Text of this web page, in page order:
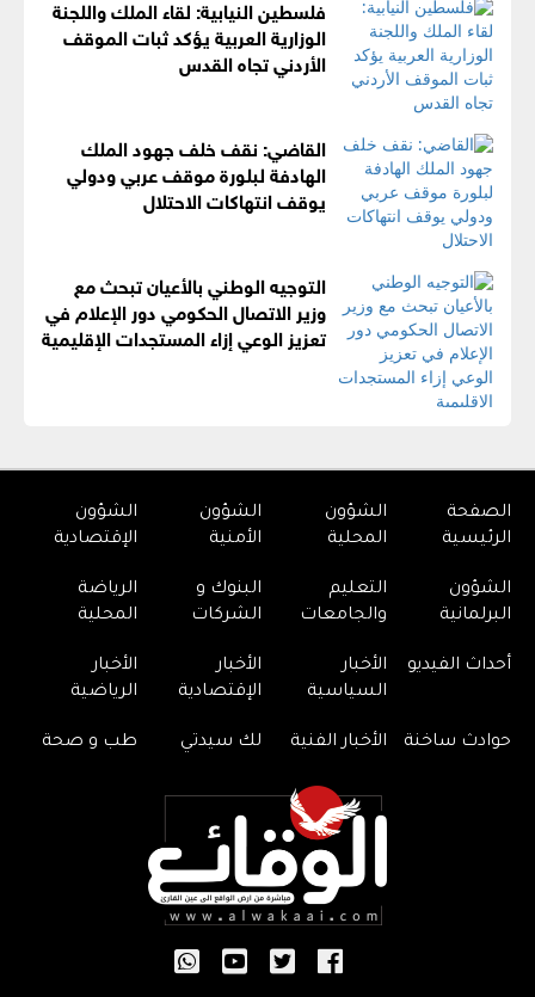
فلسطين النيابية: لقاء الملك واللجنة
الوزارية العربية يؤكد ثبات الموقف
الأردني تجاه القدس
القاضي: نقف خلف جهود الملك
الهادفة لبلورة موقف عربي ودولي
يوقف انتهاكات الاحتلال
التوجيه الوطني بالأعيان تبحث مع
وزير الاتصال الحكومي دور الإعلام في
تعزيز الوعي إزاء المستجدات الإقليمية
الصفحة
الرئيسية
الشؤون
المحلية
الشؤون
الأمنية
الشؤون
الإقتصادية
الشؤون
البرلمانية
التعليم
والجامعات
البنوك و
الشركات
الرياضة
المحلية
أحداث الفيديو
الأخبار
السياسية
الأخبار
الإقتصادية
الأخبار
الرياضية
حوادث ساخنة الأخبار الفنية لك سيدتي طب و صحة